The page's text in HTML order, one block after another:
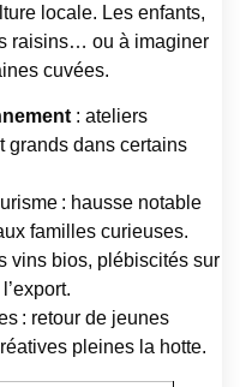
locale. Les enfants,
raisins… ou à imaginer
cuvées.
: ateliers
grands dans certains
: hausse notable
familles curieuses.
vins bios, plébiscités sur
: retour de jeunes
pleines la hotte.